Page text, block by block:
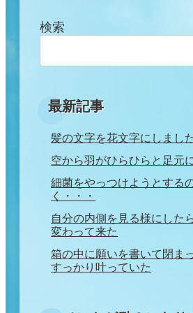
検索
最新記事
髪の文字を花文字にしまし
空から羽がひらひらと足元
細菌をやっつけようとする
く・・・
自分の内側を見る様にした
変わって来た
箱の中に願いを書いて閉ま
すっかり叶っていた